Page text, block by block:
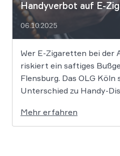
Handyverbot auf E-
06.10.2025
Wer E-Zigaretten bei der
riskiert ein saftiges
Flensburg. Das OLG Köln
Unterschied zu Handy-
Autofahrt zu bedienen,
Handyverbot des § 23
Mehr erfahren